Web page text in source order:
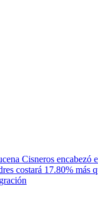
Cisneros encabezó
costará 17.80% más